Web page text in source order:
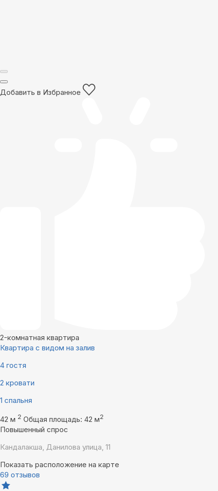
Добавить в Избранное
2-комнатная квартира
Квартира с видом на залив
4 гостя
2 кровати
1 спальня
42 м 2 Общая площадь: 42 м2
Повышенный спрос
Кандалакша, Данилова улица, 11
Показать расположение на карте
69 отзывов